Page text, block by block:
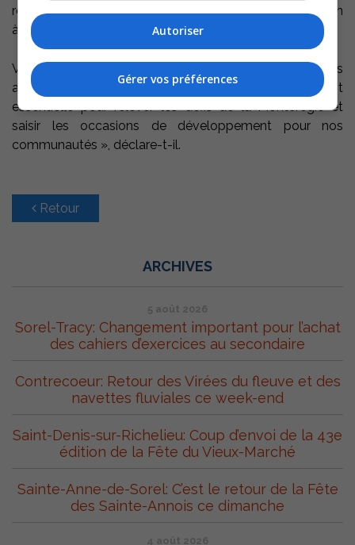
rencontres et à la représentation de la Table, en soutien
à la présidente, lorsque la situation le nécessitera.
Vincent Deguise dit accueillir ses nouvelles fonctions
avec beaucoup de fierté. « La concertation régionale est
essentielle pour relever les défis de la Montérégie et
saisir les occasions de développement pour nos
communautés », déclare-t-il.
Retour
ARCHIVES
5 août 2026
Sorel-Tracy: Changement important pour l’achat
des cahiers d’exercices au secondaire
Contrecoeur: Retour des Virées du fleuve et des
navettes fluviales ce week-end
Saint-Denis-sur-Richelieu: Coup d’envoi de la 43e
édition de la Fête du Vieux-Marché
Sainte-Anne-de-Sorel: C’est le retour de la Fête
des Sainte-Annois ce dimanche
4 août 2026
Autoriser
Gérer vos préférences